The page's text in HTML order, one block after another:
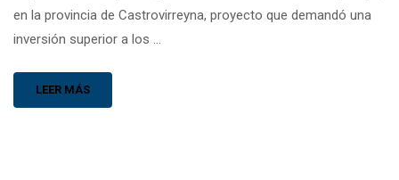
en la provincia de Castrovirreyna, proyecto que demandó una
inversión superior a los …
LEER MÁS